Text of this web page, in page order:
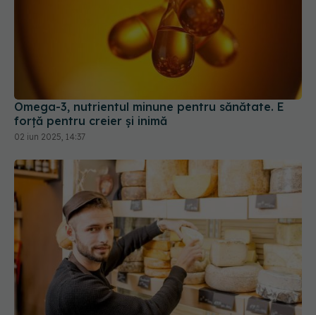
Omega-3, nutrientul minune pentru sănătate. E
02 iun 2025, 14:37
Alimentele „interzise” care ar putea proteja
creierul: ce arată un studiu pe 25 de ani